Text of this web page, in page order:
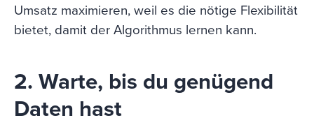
Umsatz maximieren, weil es die nötige Flexibilität
bietet, damit der Algorithmus lernen kann.
2. Warte, bis du genügend
Daten hast